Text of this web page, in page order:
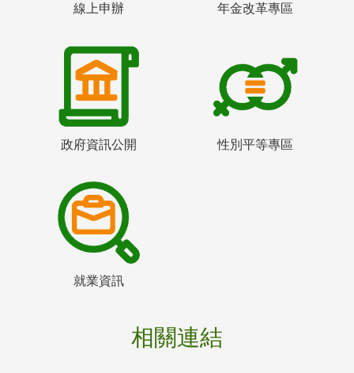
線上申辦 年金改革專區
政府資訊公開 性別平等專區
就業資訊
相關連結